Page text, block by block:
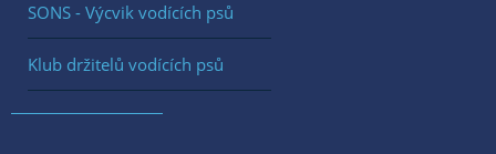
SONS - Výcvik vodících psů
Klub držitelů vodících psů